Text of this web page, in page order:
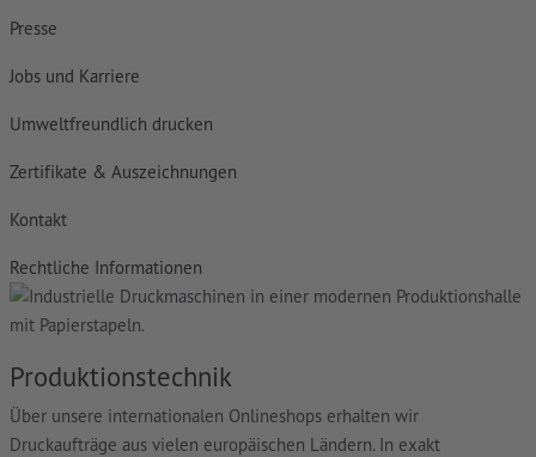
Presse
Jobs und Karriere
Umweltfreundlich drucken
Zertifikate & Auszeichnungen
Kontakt
Rechtliche Informationen
Produktionstechnik
Über unsere internationalen Onlineshops erhalten wir
Druckaufträge aus vielen europäischen Ländern. In exakt